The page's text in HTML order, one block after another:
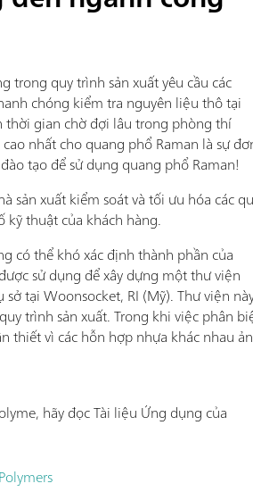
trong quy trình sản xuất yêu cầu các
chóng kiểm tra nguyên liệu thô tại
thời gian chờ đợi lâu trong phòng thí
nhất cho quang phổ Raman là sự
tạo để sử dụng quang phổ Raman!
sản xuất kiểm soát và tối ưu hóa các
thuật của khách hàng.
có thể khó xác định thành phần của
sử dụng để xây dựng một thư viện
tại Woonsocket, RI (Mỹ). Thư viện
trình sản xuất. Trong khi việc phân
thiết vì các hỗn hợp nhựa khác nhau
hãy đọc Tài liệu Ứng dụng của